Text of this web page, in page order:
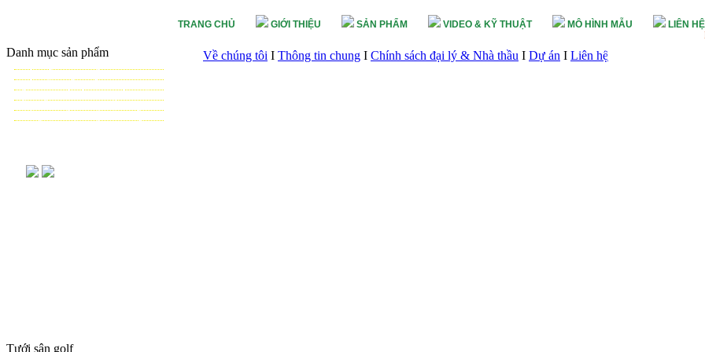
TRANG CHỦ GIỚI THIỆU SẢN PHẨM VIDEO & KỸ THUẬT MÔ HÌNH MẪU LIÊN HỆ
Về chúng tôi I Thông tin chung I Chính sách đại lý & Nhà thầu I Dự án I Liên hệ
Danh mục sản phẩm
Tưới sân golf